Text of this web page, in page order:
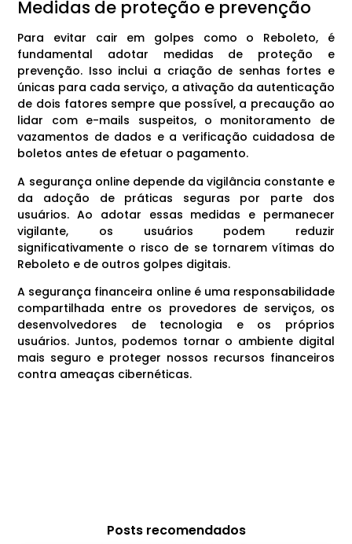
Medidas de proteção e prevenção
Para evitar cair em golpes como o Reboleto, é
fundamental adotar medidas de proteção e
prevenção. Isso inclui a criação de senhas fortes e
únicas para cada serviço, a ativação da autenticação
de dois fatores sempre que possível, a precaução ao
lidar com e-mails suspeitos, o monitoramento de
vazamentos de dados e a verificação cuidadosa de
boletos antes de efetuar o pagamento.
A segurança online depende da vigilância constante e
da adoção de práticas seguras por parte dos
usuários. Ao adotar essas medidas e permanecer
vigilante, os usuários podem reduzir
significativamente o risco de se tornarem vítimas do
Reboleto e de outros golpes digitais.
A segurança financeira online é uma responsabilidade
compartilhada entre os provedores de serviços, os
desenvolvedores de tecnologia e os próprios
usuários. Juntos, podemos tornar o ambiente digital
mais seguro e proteger nossos recursos financeiros
contra ameaças cibernéticas.
Posts recomendados